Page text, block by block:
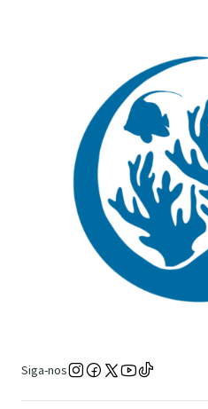
Siga-nos